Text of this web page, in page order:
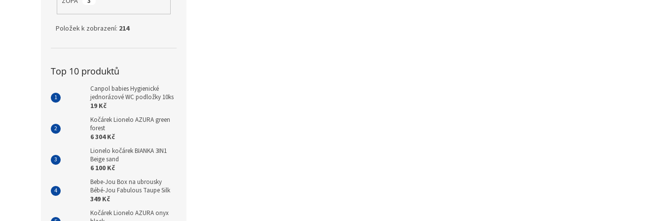
Položek k zobrazení: 214
Top 10 produktů
Canpol babies Hygienické
jednorázové WC podložky 10ks
19 Kč
Kočárek Lionelo AZURA green
forest
6 304 Kč
Lionelo kočárek BIANKA 3IN1
Beige sand
6 100 Kč
Bebe-Jou Box na ubrousky
Bébé-Jou Fabulous Taupe Silk
349 Kč
Kočárek Lionelo AZURA onyx